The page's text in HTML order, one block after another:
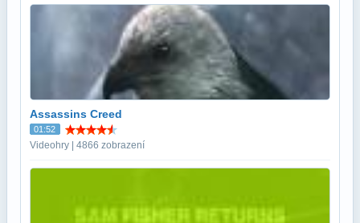
Assassins Creed
01:52
Videohry | 4866 zobrazení